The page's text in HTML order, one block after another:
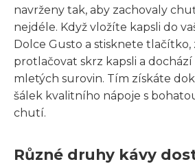
navrženy tak, aby zachovaly
nejdéle. Když vložíte kapsli do
Dolce Gusto a stisknete tlačítko,
protlačovat skrz kapsli a
mletých surovin. Tím získáte
šálek kvalitního nápoje s
chutí.
Různé druhy kávy